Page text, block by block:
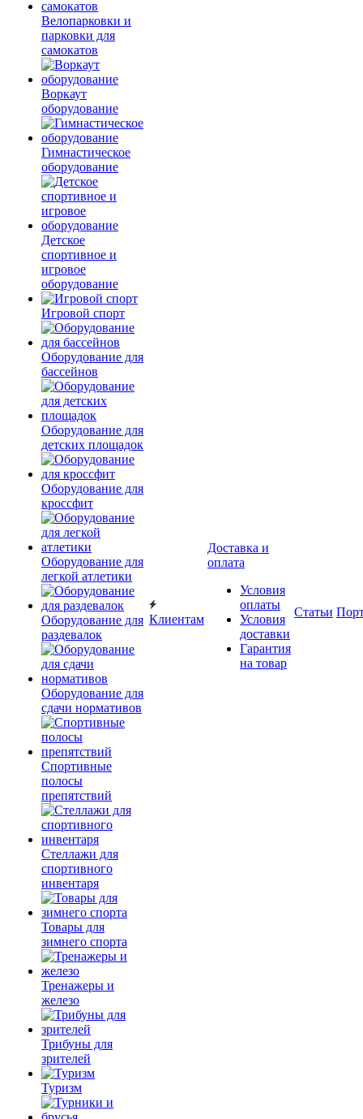
Велопарковки и
парковки для
самокатов
Воркаут
оборудование
Гимнастическое
оборудование
Детское
спортивное и
игровое
оборудование
Игровой спорт
Оборудование для
бассейнов
Оборудование для
детских площадок
Оборудование для
кроссфит
Оборудование для
легкой атлетики
Оборудование для
раздевалок
Оборудование для
сдачи нормативов
Спортивные
полосы
препятствий
Стеллажи для
спортивного
инвентаря
Товары для
зимнего спорта
Тренажеры и
железо
Трибуны для
зрителей
Туризм
Клиентам
Доставка и
оплата
Условия
оплаты
Условия
доставки
Гарантия
на товар
Статьи